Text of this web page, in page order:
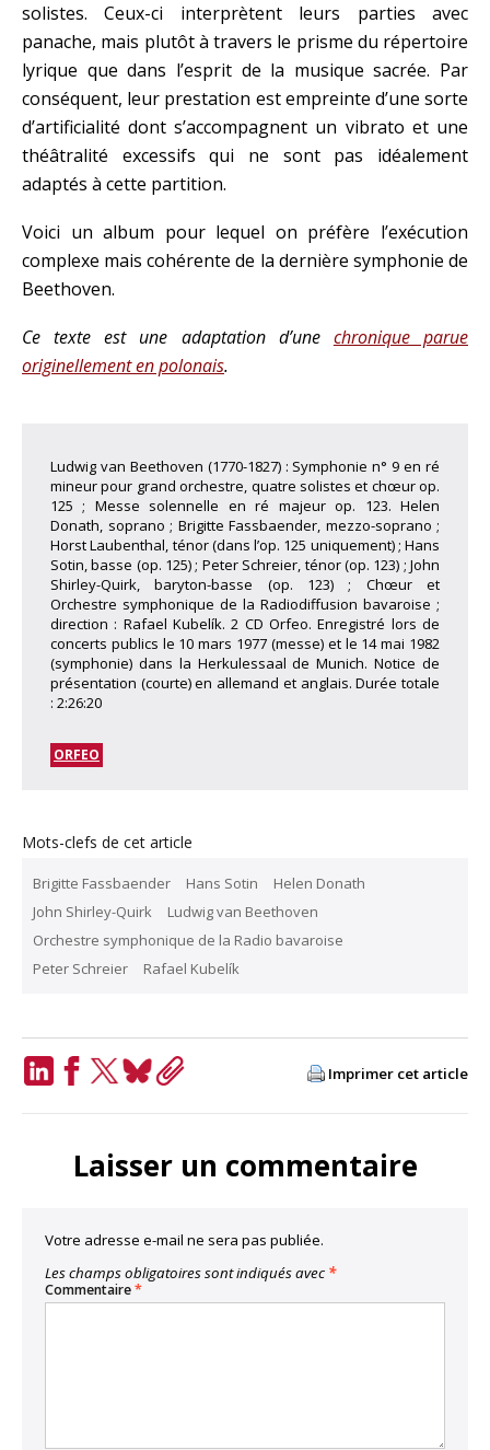
solistes. Ceux-ci interprètent leurs parties avec
panache, mais plutôt à travers le prisme du répertoire
lyrique que dans l’esprit de la musique sacrée. Par
conséquent, leur prestation est empreinte d’une sorte
d’artificialité dont s’accompagnent un vibrato et une
théâtralité excessifs qui ne sont pas idéalement
adaptés à cette partition.
Voici un album pour lequel on préfère l’exécution
complexe mais cohérente de la dernière symphonie de
Beethoven.
Ce texte est une adaptation d’une chronique parue
originellement en polonais.
Ludwig van Beethoven (1770-1827) : Symphonie n° 9 en ré
mineur pour grand orchestre, quatre solistes et chœur op.
125 ; Messe solennelle en ré majeur op. 123. Helen
Donath, soprano ; Brigitte Fassbaender, mezzo-soprano ;
Horst Laubenthal, ténor (dans l’op. 125 uniquement) ; Hans
Sotin, basse (op. 125) ; Peter Schreier, ténor (op. 123) ; John
Shirley-Quirk, baryton-basse (op. 123) ; Chœur et
Orchestre symphonique de la Radiodiffusion bavaroise ;
direction : Rafael Kubelík. 2 CD Orfeo. Enregistré lors de
concerts publics le 10 mars 1977 (messe) et le 14 mai 1982
(symphonie) dans la Herkulessaal de Munich. Notice de
présentation (courte) en allemand et anglais. Durée totale
: 2:26:20
ORFEO
Mots-clefs de cet article
Brigitte Fassbaender Hans Sotin
Helen Donath
John Shirley-Quirk
Ludwig van Beethoven
Orchestre symphonique de la Radio bavaroise
Peter Schreier
Rafael Kubelík
Imprimer cet article
Laisser un commentaire
Votre adresse e-mail ne sera pas publiée.
Les champs obligatoires sont indiqués avec *
Commentaire*